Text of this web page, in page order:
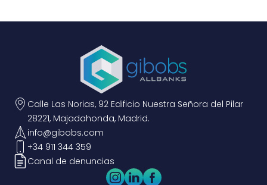
Calle Las Norias, 92 Edificio Nuestra Señora del Pilar
28221, Majadahonda, Madrid.
info@gibobs.com
+34 911 344 359
Canal de denuncias